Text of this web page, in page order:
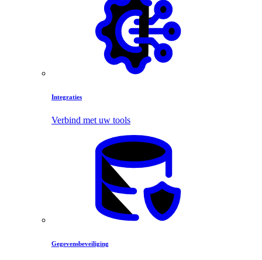
Integraties
Verbind met uw tools
Gegevensbeveiliging